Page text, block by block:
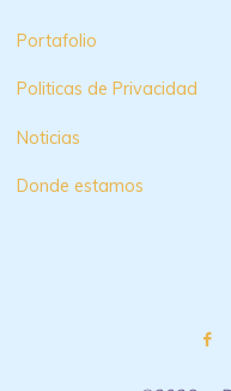
Portafolio
Politicas de Privacidad
Noticias
Donde estamos